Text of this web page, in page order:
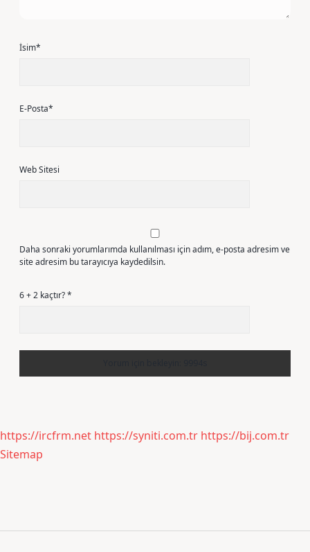
İsim*
E-Posta*
Web Sitesi
Daha sonraki yorumlarımda kullanılması için adım, e-posta adresim ve
site adresim bu tarayıcıya kaydedilsin.
6 + 2 kaçtır?*
https://ircfrm.net https://syniti.com.tr https://bij.com.tr
Sitemap